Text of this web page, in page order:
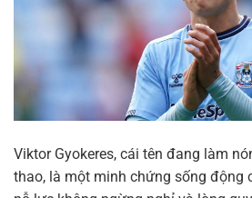
Viktor Gyokeres, cái tên đang làm
thao, là một minh chứng sống động